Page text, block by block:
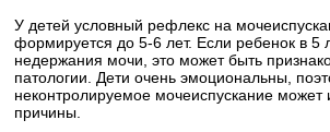
У детей условный рефлекс на
формируется до 5-6 лет. Если ребенок в 5
недержания мочи, это может быть
патологии. Дети очень эмоциональны,
неконтролируемое мочеиспускание может
причины.